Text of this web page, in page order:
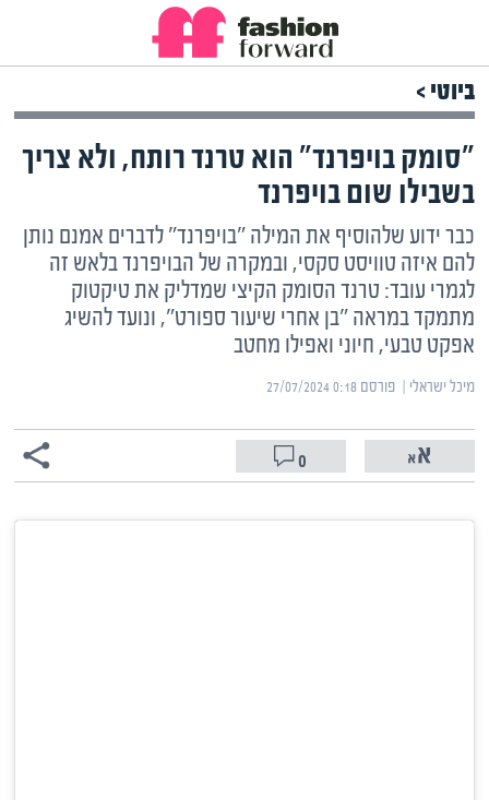
ביוטי >
"סומק בויפרנד" הוא טרנד רותח, ולא צריך
בשבילו שום בויפרנד
כבר ידוע שלהוסיף את המילה "בויפרנד" לדברים אמנם נותן
להם איזה טוויסט סקסי, ובמקרה של הבויפרנד בלאש זה
לגמרי עובד: טרנד הסומק הקיצי שמדליק את טיקטוק
מתמקד במראה "בן אחרי שיעור ספורט", ונועד להשיג
אפקט טבעי, חיוני ואפילו מחטב
מיכל ישראלי | ‏פורסם ‎27/07/2024 0:18
0